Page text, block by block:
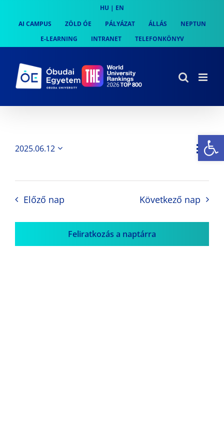
content
HU | EN
AI CAMPUS
ZÖLD ÓE PÁLYÁZAT ÁLLÁS
NEPTUN
E-LEARNING
INTRANET TELEFONKÖNYV
Nap
2025.06.12
Előző nap Következő nap
Feliratkozás a naptárra